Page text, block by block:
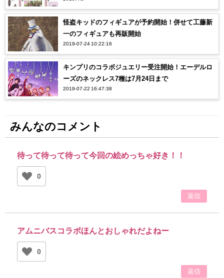
怪盗キッドのフィギュアが予約開始！併せて工藤新
一のフィギュアも再販開始
2019-07-24 10:22:16
キンプリのコラボジュエリー受注開始！エーデルロ
ーズのネックレス7種は7月24日まで
2019-07-22 16:47:38
みんなのコメント
待って待って待って今回の絵めっちゃ好き！！
0
返信
アムニバスコラボほんとおしゃれだよねー
0
返信